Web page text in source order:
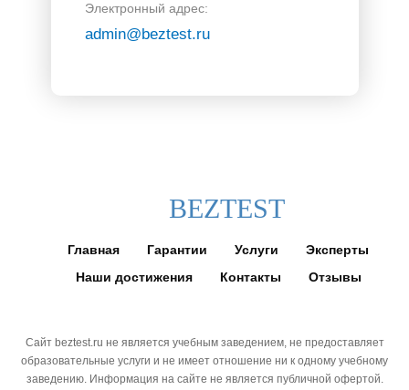
Электронный адрес:
admin@beztest.ru
BEZTEST
Главная Гарантии Услуги
Эксперты
Наши достижения
Контакты Отзывы
Сайт beztest.ru не является учебным заведением, не предоставляет
образовательные услуги и не имеет отношение ни к одному учебному
заведению. Информация на сайте не является публичной офертой.